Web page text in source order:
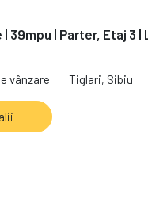
39mpu | Parter, Etaj 3 |
vânzare Tiglari, Sibiu